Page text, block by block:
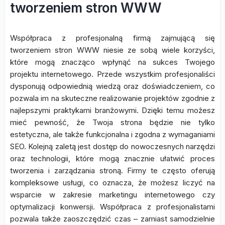
tworzeniem stron WWW
Współpraca z profesjonalną firmą zajmującą się
tworzeniem stron WWW niesie ze sobą wiele korzyści,
które mogą znacząco wpłynąć na sukces Twojego
projektu internetowego. Przede wszystkim profesjonaliści
dysponują odpowiednią wiedzą oraz doświadczeniem, co
pozwala im na skuteczne realizowanie projektów zgodnie z
najlepszymi praktykami branżowymi. Dzięki temu możesz
mieć pewność, że Twoja strona będzie nie tylko
estetyczna, ale także funkcjonalna i zgodna z wymaganiami
SEO. Kolejną zaletą jest dostęp do nowoczesnych narzędzi
oraz technologii, które mogą znacznie ułatwić proces
tworzenia i zarządzania stroną. Firmy te często oferują
kompleksowe usługi, co oznacza, że możesz liczyć na
wsparcie w zakresie marketingu internetowego czy
optymalizacji konwersji. Współpraca z profesjonalistami
pozwala także zaoszczędzić czas – zamiast samodzielnie